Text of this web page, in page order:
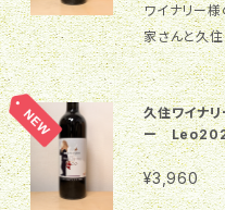
ワイナリー様
家さんと久
成し、その後
ス、バター、
も感じつつク
6年日本ワインコン
名 Chardonnay LIBRA 2024 甘辛の度合い 甘口 ☆
☆☆☆☆☆★ 辛
久住ワイナ
ー
¥3,960